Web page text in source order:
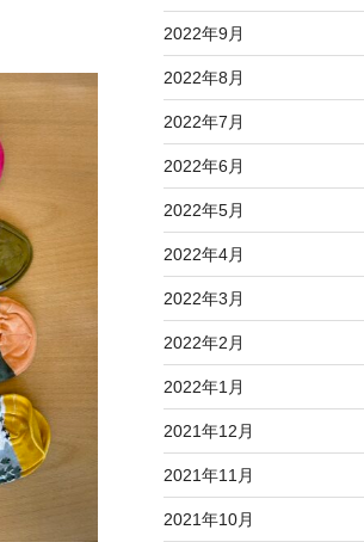
2022年9月
2022年8月
2022年7月
2022年6月
2022年5月
2022年4月
2022年3月
2022年2月
2022年1月
2021年12月
2021年11月
2021年10月